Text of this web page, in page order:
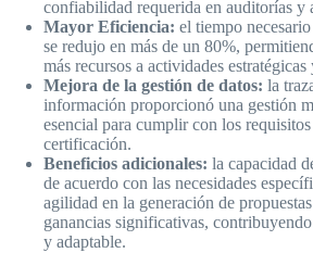
confiabilidad requerida en auditorías y
Mayor Eficiencia: el tiempo
se redujo en más de un 80%,
más recursos a actividades
Mejora de la gestión de datos: la
información proporcionó una gestión
esencial para cumplir con los
certificación.
Beneficios adicionales: la capacidad
de acuerdo con las necesidades
agilidad en la generación de
ganancias significativas,
y adaptable.